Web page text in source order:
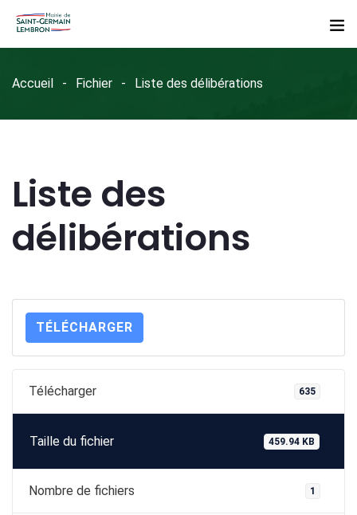
Accueil Fichier Liste des délibérations
Liste des
délibérations
TÉLÉCHARGER
Télécharger 635
Taille du fichier 459.94 KB
Nombre de fichiers 1